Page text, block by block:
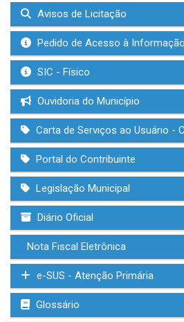
Avisos de Licitação
Pedido de Acesso à
SIC - Físico
Ouvidoria do Município
Carta de Serviços ao Usuário -
Portal do Contribuinte
Legislação Municipal
Diário Oficial
Nota Fiscal Eletrônica
e-SUS - Atenção Primária
Glossário